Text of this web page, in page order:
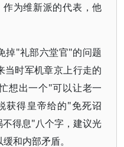
为维新派的代表，他
掉"礼部六堂官"的问题
时军机章京上行走的
想出一个"可以让老一
获得皇帝给的"免死诏
得息"八个字，建议光
和内部矛盾。